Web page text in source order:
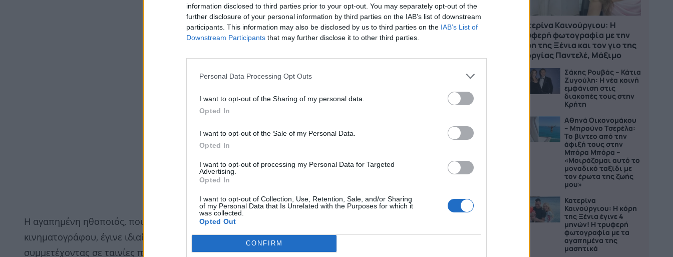
information disclosed to third parties prior to your opt-out. You may separately opt-out of the
further disclosure of your personal information by third parties on the IAB’s list of downstream
participants. This information may also be disclosed by us to third parties on the IAB’s List of
Downstream Participants that may further disclose it to other third parties.
Personal Data Processing Opt Outs
I want to opt-out of the Sharing of my personal data.
Opted In
I want to opt-out of the Sale of my Personal Data.
Opted In
I want to opt-out of processing my Personal Data for Targeted
Advertising.
Opted In
I want to opt-out of Collection, Use, Retention, Sale, and/or Sharing
of my Personal Data that Is Unrelated with the Purposes for which it
was collected.
Opted Out
CONFIRM
Η αγαπημένη ηθοποιός, που άφησε το δικό της ξεχωριστό αποτύπωμα στη χρυσή εποχή του ελληνικού
κινηματογράφου, έγινε ιδιαίτερα γνωστή μέσα από τις εμφανίσεις της δίπλα στην Αλίκη Βουγιουκλάκη,
συμμετέχοντας σε ταινίες που αγαπήθηκαν από το κοινό.
Kατερίνα Καινούργιου: Η
τρυφερή φωτογραφία με την
κόρη της Ξένια και τον γιο της
Γεωργίας Παντελέ, Μάξιμο
Σάκης Ρουβάς – Κάτια
Ζυγούλη: Η νέα κοινή
εμφάνιση στις
διακοπές τους στην
Κρήτη
Αθηνά Οικονομάκου
– Μπρούνο Τσερέλα:
Το βίντεο από την
άφιξή τους στην
Μπόρα Μπόρα –
«Μοιράζομαι αυτό το
μοναδικό ταξίδι με
τον έρωτα της ζωής
μου»
Κατερίνα
Καινούργιου: H κόρη
της Ξένια έγινε 4
μηνών! Η τρυφερή
φωτογραφία με τα
αγαπημένα της
μασητικά